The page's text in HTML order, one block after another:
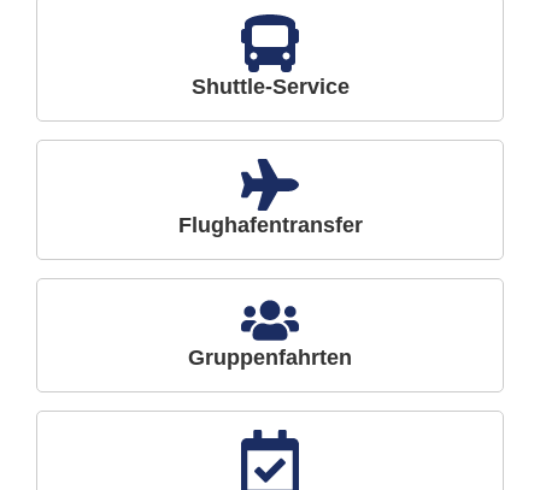
Shuttle-Service
Flughafentransfer
Gruppenfahrten